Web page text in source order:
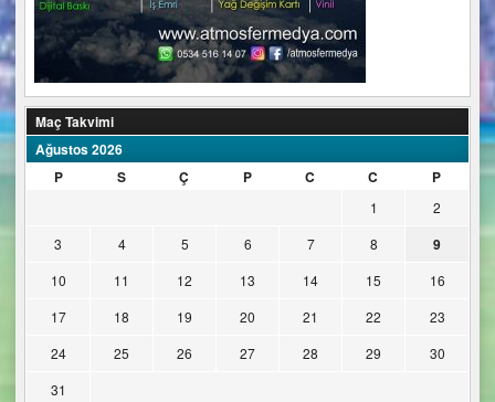
Maç Takvimi
Ağustos 2026
P
S Ç P C C P
1
2
3
4 5 6 7 8 9
10 11 12 13 14 15
16
17
18 19 20 21 22
23
24
25 26 27 28 29
30
31